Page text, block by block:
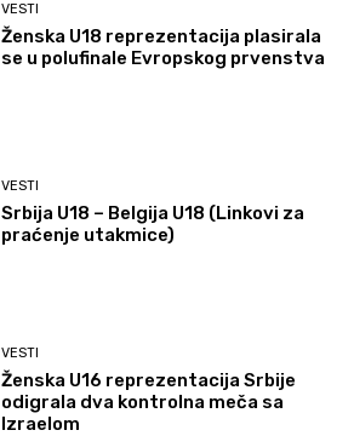
VESTI
Ženska U18 reprezentacija plasirala
se u polufinale Evropskog prvenstva
VESTI
Srbija U18 – Belgija U18 (Linkovi za
praćenje utakmice)
VESTI
Ženska U16 reprezentacija Srbije
odigrala dva kontrolna meča sa
Izraelom